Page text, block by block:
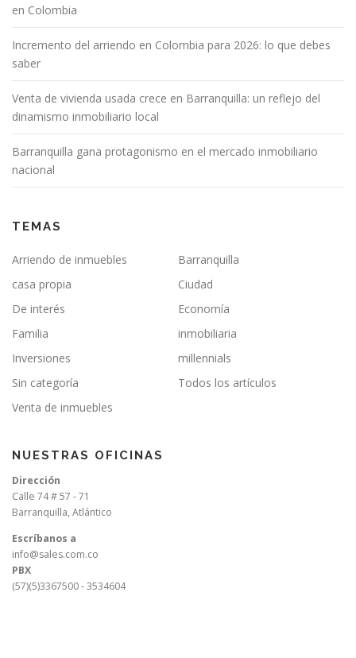
en Colombia
Incremento del arriendo en Colombia para 2026: lo que debes
saber
Venta de vivienda usada crece en Barranquilla: un reflejo del
dinamismo inmobiliario local
Barranquilla gana protagonismo en el mercado inmobiliario
nacional
TEMAS
Arriendo de inmuebles
Barranquilla
casa propia
Ciudad
De interés
Economía
Familia
inmobiliaria
Inversiones
millennials
Sin categoría
Todos los artículos
Venta de inmuebles
NUESTRAS OFICINAS
Dirección
Calle 74 # 57 - 71
Barranquilla, Atlántico
Escríbanos a
info@sales.com.co
PBX
(57)(5)3367500 - 3534604